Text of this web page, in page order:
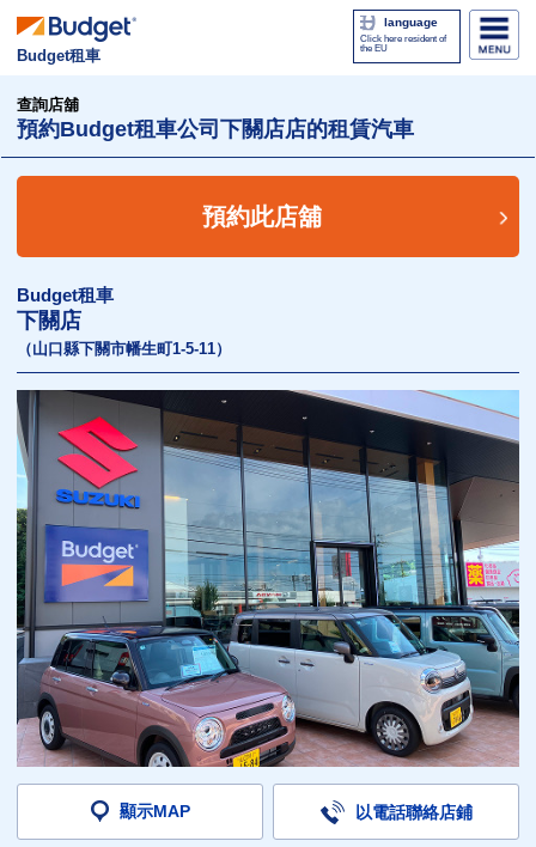
Budget租車
language
Click here resident of
the EU
查詢店舖
預約Budget租車公司下關店店的租賃汽車
預約此店舖
Budget租車
下關店
（山口縣下關市幡生町1-5-11）
顯示MAP 以電話聯絡店鋪